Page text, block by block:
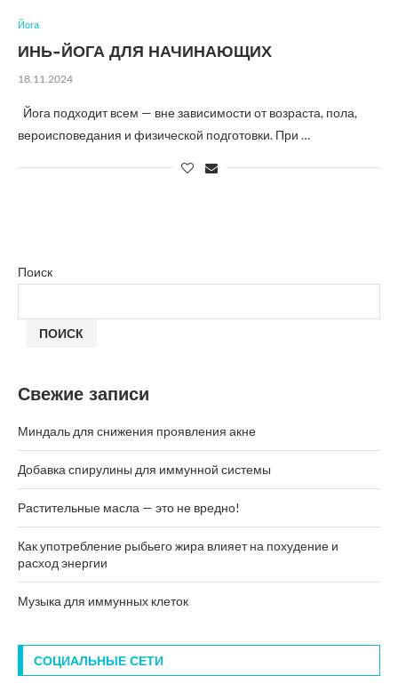
Йога
ИНЬ-ЙОГА ДЛЯ НАЧИНАЮЩИХ
18.11.2024
Йога подходит всем — вне зависимости от возраста, пола,
вероисповедания и физической подготовки. При …
Поиск
ПОИСК
Свежие записи
Миндаль для снижения проявления акне
Добавка спирулины для иммунной системы
Растительные масла — это не вредно!
Как употребление рыбьего жира влияет на похудение и
расход энергии
Музыка для иммунных клеток
СОЦИАЛЬНЫЕ СЕТИ